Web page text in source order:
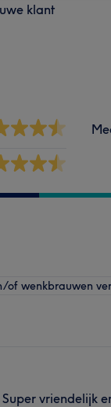
klant
of wenkbrauwen
vriendelijk